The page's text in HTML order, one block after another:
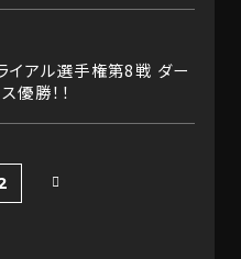
イアル選手権第8戦 ダー
優勝！！